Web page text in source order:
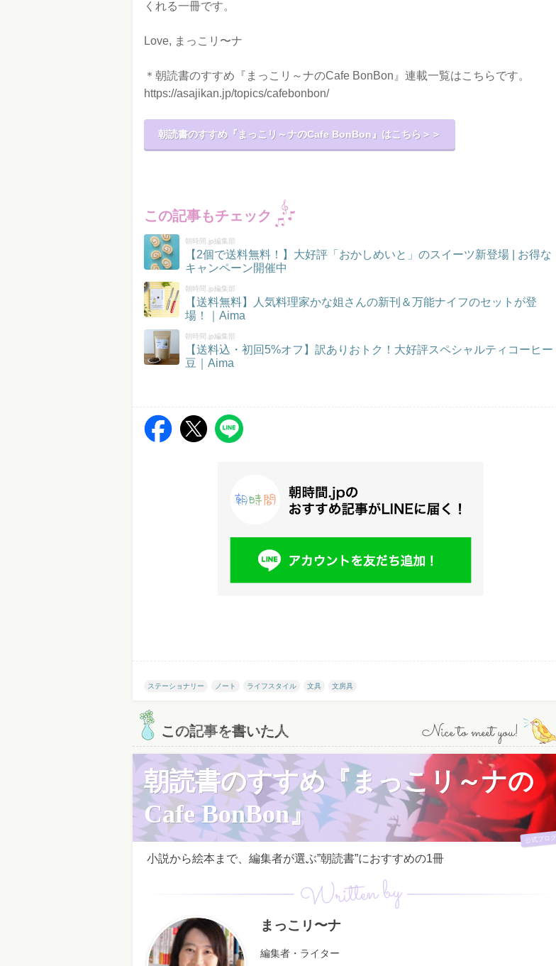
くれる一冊です。
Love, まっこリ〜ナ
＊朝読書のすすめ『まっこリ～ナのCafe BonBon』連載一覧はこちらです。
https://asajikan.jp/topics/cafebonbon/
朝読書のすすめ『まっこリ～ナのCafe BonBon』はこちら＞＞
この記事もチェック
朝時間.jp編集部
【2個で送料無料！】大好評「おかしめいと」のスイーツ新登場 | お得な
キャンペーン開催中
朝時間.jp編集部
【送料無料】人気料理家かな姐さんの新刊＆万能ナイフのセットが登
場！｜Aima
朝時間.jp編集部
【送料込・初回5%オフ】訳ありおトク！大好評スペシャルティコーヒー
豆｜Aima
ステーショナリー ノート ライフスタイル 文具 文房具
この記事を書いた人 Nice to meet you!
朝読書のすすめ『まっこリ～ナの
Cafe BonBon』
公式ブログ
小説から絵本まで、編集者が選ぶ”朝読書”におすすめの1冊
Written by
まっこリ〜ナ
編集者・ライター